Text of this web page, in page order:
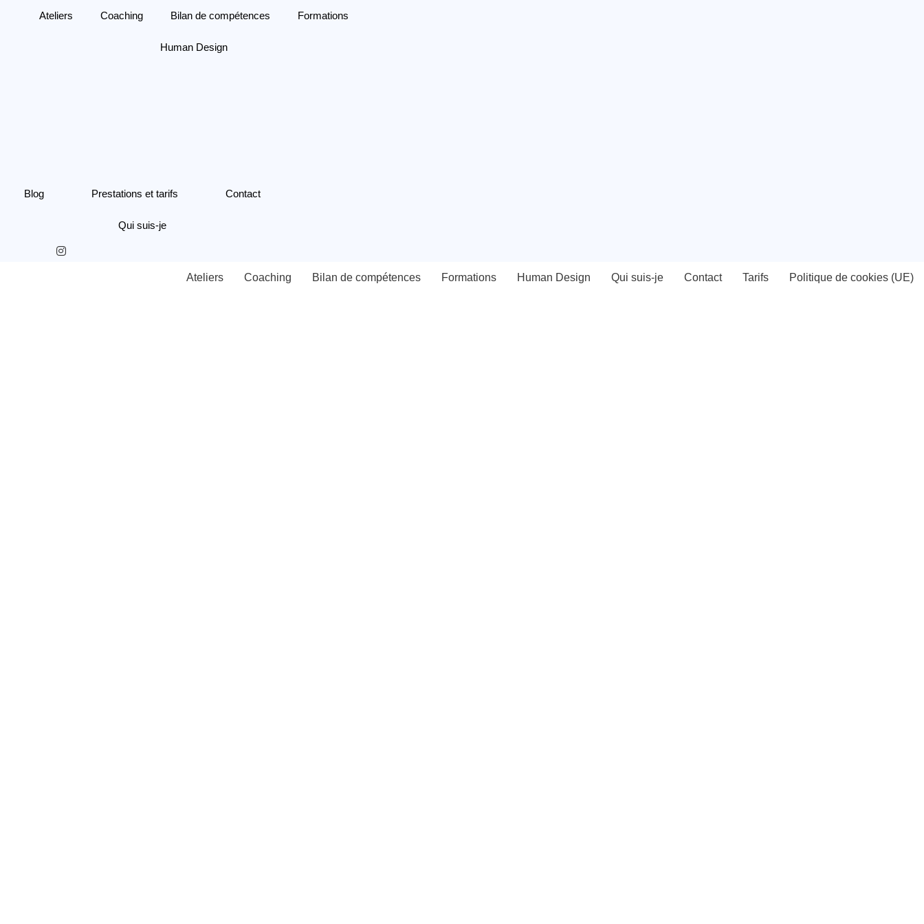
Ateliers Coaching Bilan de compétences Formations
Human Design
Blog Prestations et tarifs Contact
Qui suis-je
Ateliers Coaching Bilan de compétences Formations Human Design Qui suis-je Contact Tarifs Politique de cookies (UE)